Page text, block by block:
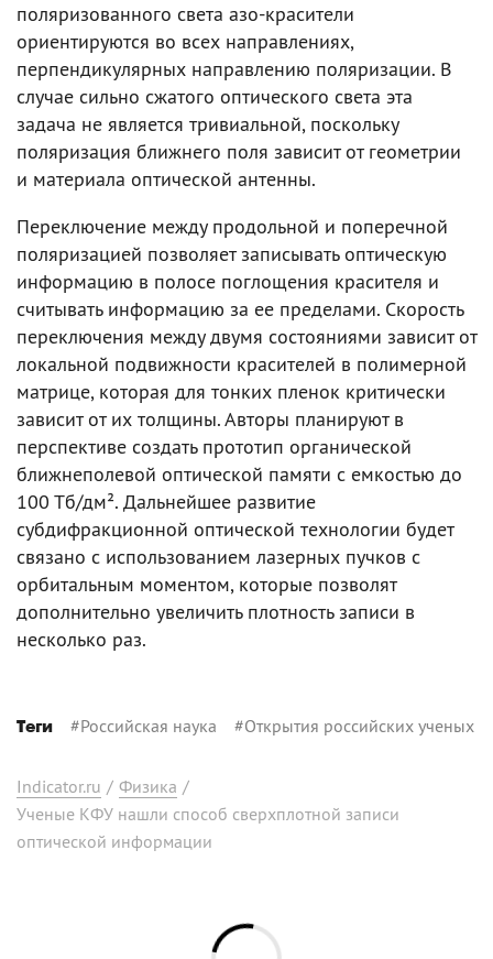
поляризованного света азо-красители
ориентируются во всех направлениях,
перпендикулярных направлению поляризации. В
случае сильно сжатого оптического света эта
задача не является тривиальной, поскольку
поляризация ближнего поля зависит от геометрии
и материала оптической антенны.
Переключение между продольной и поперечной
поляризацией позволяет записывать оптическую
информацию в полосе поглощения красителя и
считывать информацию за ее пределами. Скорость
переключения между двумя состояниями зависит от
локальной подвижности красителей в полимерной
матрице, которая для тонких пленок критически
зависит от их толщины. Авторы планируют в
перспективе создать прототип органической
ближнеполевой оптической памяти с емкостью до
100 Тб/дм². Дальнейшее развитие
субдифракционной оптической технологии будет
связано с использованием лазерных пучков с
орбитальным моментом, которые позволят
дополнительно увеличить плотность записи в
несколько раз.
Теги #Российская наука #Открытия российских ученых
Indicator.ru / Физика /
Ученые КФУ нашли способ сверхплотной записи
оптической информации